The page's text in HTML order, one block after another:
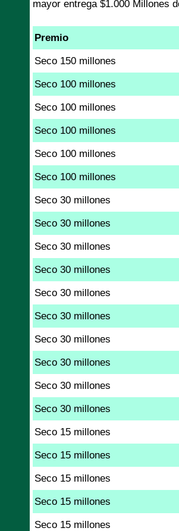
mayor entrega $1.000 Millones
Premio
Seco 150 millones
Seco 100 millones
Seco 100 millones
Seco 100 millones
Seco 100 millones
Seco 100 millones
Seco 30 millones
Seco 30 millones
Seco 30 millones
Seco 30 millones
Seco 30 millones
Seco 30 millones
Seco 30 millones
Seco 30 millones
Seco 30 millones
Seco 30 millones
Seco 15 millones
Seco 15 millones
Seco 15 millones
Seco 15 millones
Seco 15 millones